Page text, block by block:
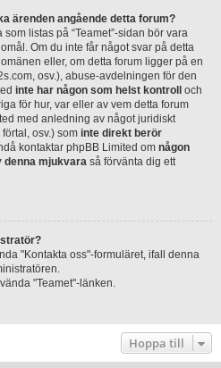
ärenden angående detta forum?
listas på “Teamet”-sidan bör vara
Om du inte får något svar på detta
eller, om detta forum ligger på en
osv.), abuse-avdelningen för den
inte har någon som helst kontroll
och
för hur, var eller av vem detta forum
med anledning av något juridiskt
osv.) som inte direkt berör
kontaktar phpBB Limited om någon
denna mjukvara så förvänta dig ett
"Kontakta oss"-formuläret, ifall denna
"Teamet"-länken.
Hoppa till